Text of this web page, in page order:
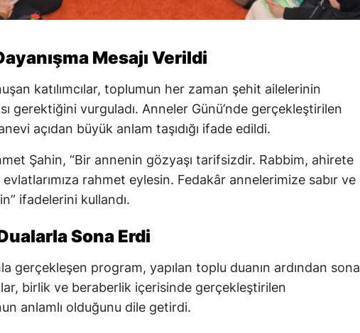
Mesajı Verildi
katılımcılar, toplumun her zaman şehit ailelerinin
gerektiğini vurguladı. Anneler Günü’nde gerçekleştirilen
açıdan büyük anlam taşıdığı ifade edildi.
Şahin, “Bir annenin gözyaşı tarifsizdir. Rabbim, ahirete
evlatlarımıza rahmet eylesin. Fedakâr annelerimize sabır ve
ifadelerini kullandı.
Sona Erdi
gerçekleşen program, yapılan toplu duanın ardından sona
birlik ve beraberlik içerisinde gerçekleştirilen
anlamlı olduğunu dile getirdi.